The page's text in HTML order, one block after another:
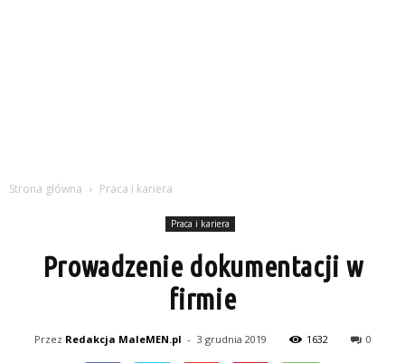
Strona główna Praca i kariera
Praca i kariera
Prowadzenie dokumentacji w
firmie
Przez Redakcja MaleMEN.pl - 3 grudnia 2019 1632 0